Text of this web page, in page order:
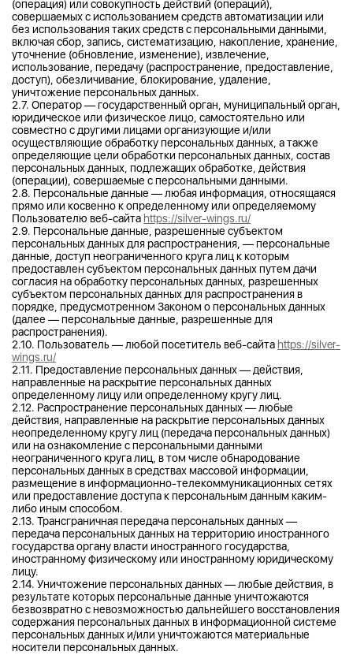
(операция) или совокупность действий (операций),
совершаемых с использованием средств автоматизации или
без использования таких средств с персональными данными,
включая сбор, запись, систематизацию, накопление, хранение,
уточнение (обновление, изменение), извлечение,
использование, передачу (распространение, предоставление,
доступ), обезличивание, блокирование, удаление,
уничтожение персональных данных.
2.7. Оператор — государственный орган, муниципальный орган,
юридическое или физическое лицо, самостоятельно или
совместно с другими лицами организующие и/или
осуществляющие обработку персональных данных, а также
определяющие цели обработки персональных данных, состав
персональных данных, подлежащих обработке, действия
(операции), совершаемые с персональными данными.
2.8. Персональные данные — любая информация, относящаяся
прямо или косвенно к определенному или определяемому
Пользователю веб-сайта https://silver-wings.ru/
2.9. Персональные данные, разрешенные субъектом
персональных данных для распространения, — персональные
данные, доступ неограниченного круга лиц к которым
предоставлен субъектом персональных данных путем дачи
согласия на обработку персональных данных, разрешенных
субъектом персональных данных для распространения в
порядке, предусмотренном Законом о персональных данных
(далее — персональные данные, разрешенные для
распространения).
2.10. Пользователь — любой посетитель веб-сайта https://silver-
wings.ru/
2.11. Предоставление персональных данных — действия,
направленные на раскрытие персональных данных
определенному лицу или определенному кругу лиц.
2.12. Распространение персональных данных — любые
действия, направленные на раскрытие персональных данных
неопределенному кругу лиц (передача персональных данных)
или на ознакомление с персональными данными
неограниченного круга лиц, в том числе обнародование
персональных данных в средствах массовой информации,
размещение в информационно-телекоммуникационных сетях
или предоставление доступа к персональным данным каким-
либо иным способом.
2.13. Трансграничная передача персональных данных —
передача персональных данных на территорию иностранного
государства органу власти иностранного государства,
иностранному физическому или иностранному юридическому
лицу.
2.14. Уничтожение персональных данных — любые действия, в
результате которых персональные данные уничтожаются
безвозвратно с невозможностью дальнейшего восстановления
содержания персональных данных в информационной системе
персональных данных и/или уничтожаются материальные
носители персональных данных.